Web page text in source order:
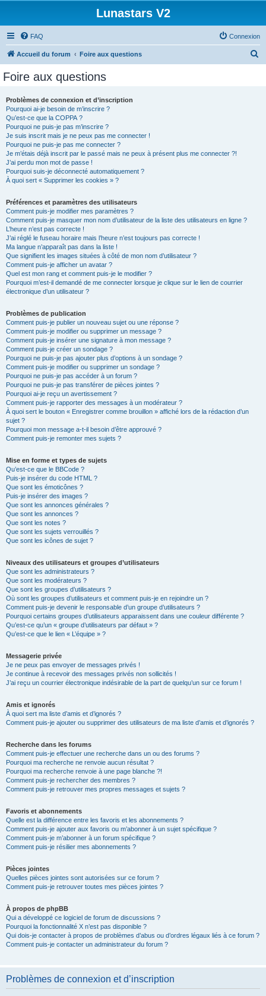
Lunastars V2
FAQ Connexion
Accueil du forum Foire aux questions
Foire aux questions
Problèmes de connexion et d’inscription
Pourquoi ai-je besoin de m’inscrire ?
Qu’est-ce que la COPPA ?
Pourquoi ne puis-je pas m’inscrire ?
Je suis inscrit mais je ne peux pas me connecter !
Pourquoi ne puis-je pas me connecter ?
Je m’étais déjà inscrit par le passé mais ne peux à présent plus me connecter ?!
J’ai perdu mon mot de passe !
Pourquoi suis-je déconnecté automatiquement ?
À quoi sert « Supprimer les cookies » ?
Préférences et paramètres des utilisateurs
Comment puis-je modifier mes paramètres ?
Comment puis-je masquer mon nom d’utilisateur de la liste des utilisateurs en ligne ?
L’heure n’est pas correcte !
J’ai réglé le fuseau horaire mais l’heure n’est toujours pas correcte !
Ma langue n’apparaît pas dans la liste !
Que signifient les images situées à côté de mon nom d’utilisateur ?
Comment puis-je afficher un avatar ?
Quel est mon rang et comment puis-je le modifier ?
Pourquoi m’est-il demandé de me connecter lorsque je clique sur le lien de courrier
électronique d’un utilisateur ?
Problèmes de publication
Comment puis-je publier un nouveau sujet ou une réponse ?
Comment puis-je modifier ou supprimer un message ?
Comment puis-je insérer une signature à mon message ?
Comment puis-je créer un sondage ?
Pourquoi ne puis-je pas ajouter plus d’options à un sondage ?
Comment puis-je modifier ou supprimer un sondage ?
Pourquoi ne puis-je pas accéder à un forum ?
Pourquoi ne puis-je pas transférer de pièces jointes ?
Pourquoi ai-je reçu un avertissement ?
Comment puis-je rapporter des messages à un modérateur ?
À quoi sert le bouton « Enregistrer comme brouillon » affiché lors de la rédaction d’un
sujet ?
Pourquoi mon message a-t-il besoin d’être approuvé ?
Comment puis-je remonter mes sujets ?
Mise en forme et types de sujets
Qu’est-ce que le BBCode ?
Puis-je insérer du code HTML ?
Que sont les émoticônes ?
Puis-je insérer des images ?
Que sont les annonces générales ?
Que sont les annonces ?
Que sont les notes ?
Que sont les sujets verrouillés ?
Que sont les icônes de sujet ?
Niveaux des utilisateurs et groupes d’utilisateurs
Que sont les administrateurs ?
Que sont les modérateurs ?
Que sont les groupes d’utilisateurs ?
Où sont les groupes d’utilisateurs et comment puis-je en rejoindre un ?
Comment puis-je devenir le responsable d’un groupe d’utilisateurs ?
Pourquoi certains groupes d’utilisateurs apparaissent dans une couleur différente ?
Qu’est-ce qu’un « groupe d’utilisateurs par défaut » ?
Qu’est-ce que le lien « L’équipe » ?
Messagerie privée
Je ne peux pas envoyer de messages privés !
Je continue à recevoir des messages privés non sollicités !
J’ai reçu un courrier électronique indésirable de la part de quelqu’un sur ce forum !
Amis et ignorés
À quoi sert ma liste d’amis et d’ignorés ?
Comment puis-je ajouter ou supprimer des utilisateurs de ma liste d’amis et d’ignorés ?
Recherche dans les forums
Comment puis-je effectuer une recherche dans un ou des forums ?
Pourquoi ma recherche ne renvoie aucun résultat ?
Pourquoi ma recherche renvoie à une page blanche ?!
Comment puis-je rechercher des membres ?
Comment puis-je retrouver mes propres messages et sujets ?
Favoris et abonnements
Quelle est la différence entre les favoris et les abonnements ?
Comment puis-je ajouter aux favoris ou m’abonner à un sujet spécifique ?
Comment puis-je m’abonner à un forum spécifique ?
Comment puis-je résilier mes abonnements ?
Pièces jointes
Quelles pièces jointes sont autorisées sur ce forum ?
Comment puis-je retrouver toutes mes pièces jointes ?
À propos de phpBB
Qui a développé ce logiciel de forum de discussions ?
Pourquoi la fonctionnalité X n’est pas disponible ?
Qui dois-je contacter à propos de problèmes d’abus ou d’ordres légaux liés à ce forum ?
Comment puis-je contacter un administrateur du forum ?
Problèmes de connexion et d’inscription